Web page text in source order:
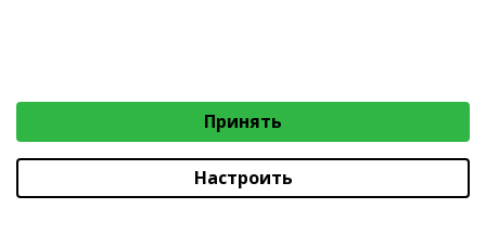
© 2026 Коммунальное консалтинговое унитарное предприятие
«Витебский областной центр маркетинга» - Все права защищены
авторским правом
Коммунальное консалтинговое унитарное предприятие «Витебский областной
Принять
Настроить